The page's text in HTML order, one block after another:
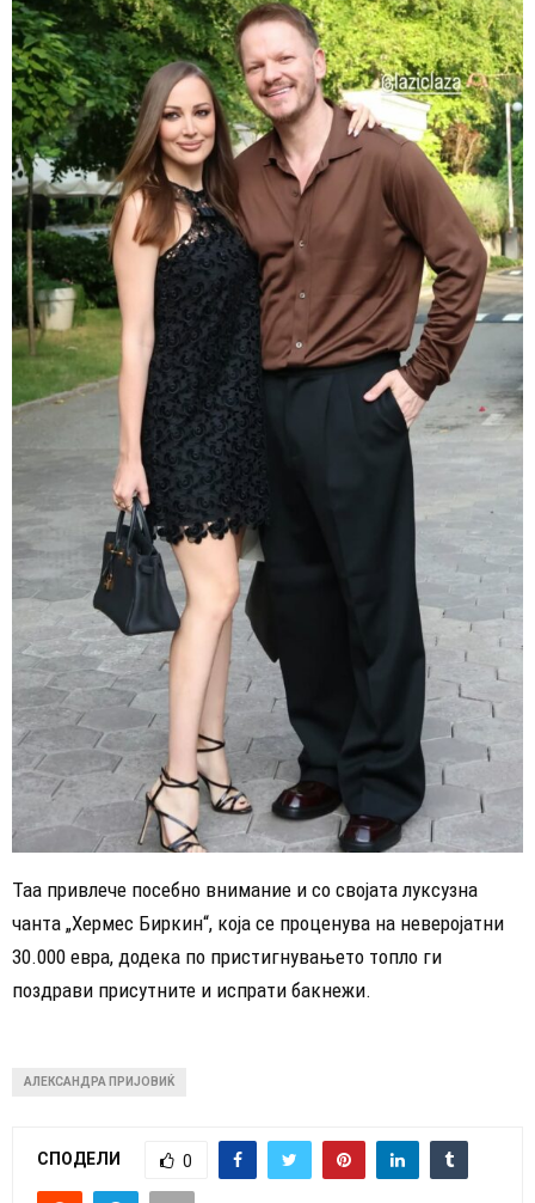
Таа привлече посебно внимание и со својата луксузна
чанта „Хермес Биркин“, која се проценува на неверојатни
30.000 евра, додека по пристигнувањето топло ги
поздрави присутните и испрати бакнежи.
АЛЕКСАНДРА ПРИЈОВИЌ
СПОДЕЛИ 0